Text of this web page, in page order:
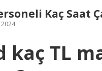
Kaç Saat
kaç TL